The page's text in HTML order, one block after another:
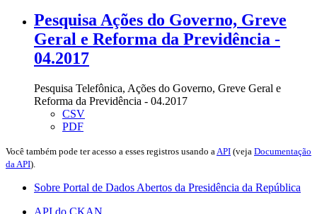
Pesquisa Ações do Governo, Greve
Geral e Reforma da Previdência -
04.2017
Pesquisa Telefônica, Ações do Governo, Greve Geral e
Reforma da Previdência - 04.2017
CSV
PDF
Você também pode ter acesso a esses registros usando a API (veja Documentação
da API).
Sobre Portal de Dados Abertos da Presidência da República
API do CKAN